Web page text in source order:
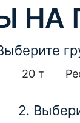
НА
20 т
2.